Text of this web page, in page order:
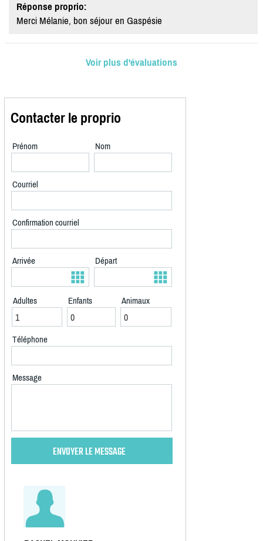
Réponse proprio:
Merci Mélanie, bon séjour en Gaspésie
Voir plus d'évaluations
Contacter le proprio
Prénom Nom
Courriel
Confirmation courriel
Arrivée Départ
Adultes Enfants Animaux
Téléphone
Message